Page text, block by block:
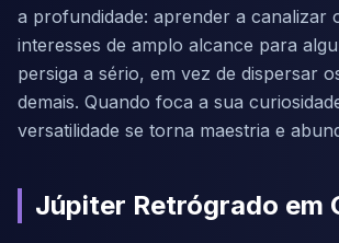
a profundidade: aprender a canalizar
interesses de amplo alcance para
persiga a sério, em vez de dispersar
demais. Quando foca a sua
versatilidade se torna maestria e
Júpiter Retrógrado em